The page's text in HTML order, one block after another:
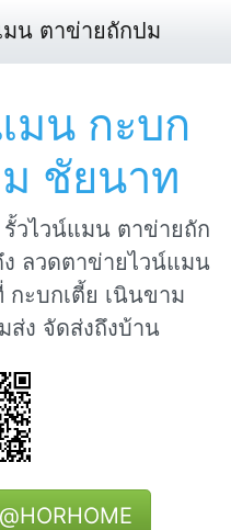
น ตาข่ายถักปม
มน กะบก
ชัยนาท
วไวน์แมน ตาข่ายถัก
ลวดตาข่ายไวน์แมน
ะบกเตี้ย เนินขาม
ง จัดส่งถึงบ้าน